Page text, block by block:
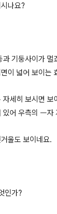
나요?
기둥사이가 멀
이 넓어 보이는
세히 보시면 보
있어 우측의 ㅡ자
울도 보이네요.
인가?